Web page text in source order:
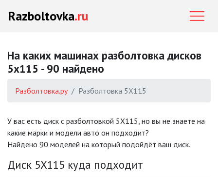
Razboltovka.ru
На каких машинах разболтовка дисков
5x115 - 90 найдено
Разболтовка.ру Разболтовка 5X115
У вас есть диск с разболтовкой 5X115, но вы не знаете на
какие марки и модели авто он подходит?
Найдено 90 моделей на который подойдёт ваш диск.
Диск 5X115 куда подходит